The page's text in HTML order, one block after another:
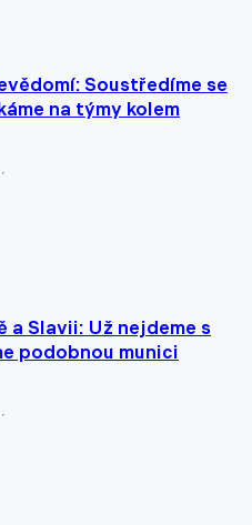
Soustředíme se
na týmy kolem
a Slavii: Už nejdeme s
podobnou munici